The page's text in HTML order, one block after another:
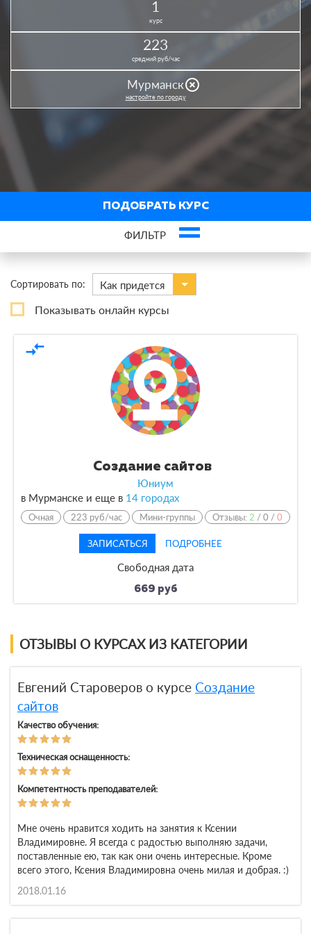
1
курс
223
средний руб/час
Мурманскhighlight_off
настройте по городу
Сортировать по: Как придется
Показывать онлайн курсы
compare_arrows
Создание сайтов
Юниум
в Мурманске и еще в 14 городах
Очная 223 руб/час Мини-группы Отзывы: 2 /0 /0
ЗАПИСАТЬСЯ ПОДРОБНЕЕ
Свободная дата
669 руб
ОТЗЫВЫ О КУРСАХ ИЗ КАТЕГОРИИ
Евгений Староверов о курсе Создание
сайтов
Качество обучения:
Техническая оснащенность:
Компетентность преподавателей:
Мне очень нравится ходить на занятия к Ксении
Владимировне. Я всегда с радостью выполняю задачи,
поставленные ею, так как они очень интересные. Кроме
всего этого, Ксения Владимировна очень милая и добрая. :)
2018.01.16
ПОДОБРАТЬ КУРС
ФИЛЬТР
По языку обучения